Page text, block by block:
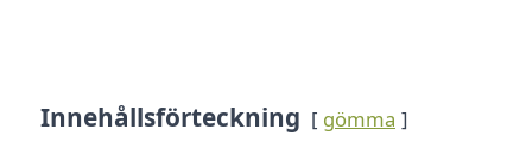
Innehållsförteckning gömma